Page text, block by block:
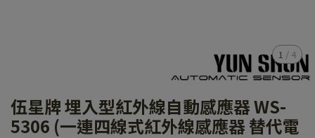
1 / 4
伍星牌 埋入型紅外線自動感應器 WS-
5306 (一連四線式紅外線感應器 替代電